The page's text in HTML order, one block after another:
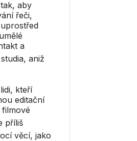
aby
řeči,
a
aniž
kteří
editační
příliš
věcí, jako